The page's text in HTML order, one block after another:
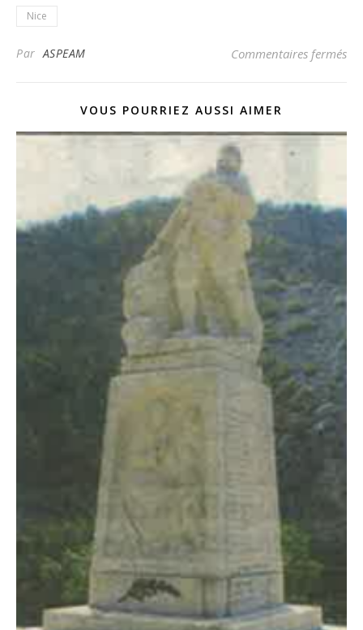
Nice
Par ASPEAM Commentaires fermés
VOUS POURRIEZ AUSSI AIMER